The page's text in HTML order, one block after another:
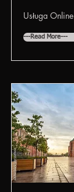
Usługa Online
---Read More---